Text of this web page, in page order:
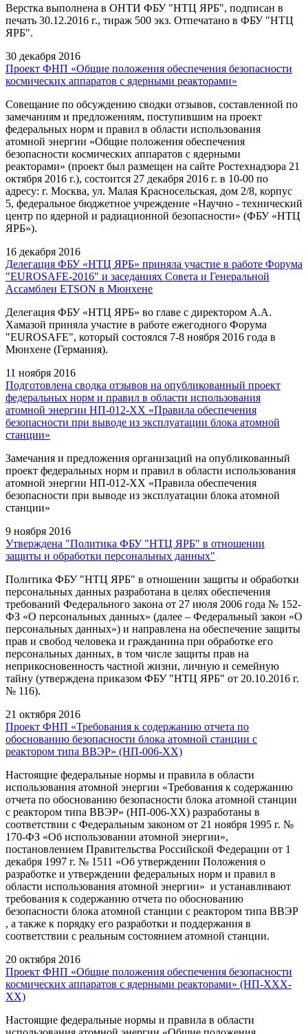
Верстка выполнена в ОНТИ ФБУ "НТЦ ЯРБ", подписан в
печать 30.12.2016 г., тираж 500 экз. Отпечатано в ФБУ "НТЦ
ЯРБ".
30 декабря 2016
Проект ФНП «Общие положения обеспечения безопасности
космических аппаратов с ядерными реакторами»
Совещание по обсуждению сводки отзывов, составленной по
замечаниям и предложениям, поступившим на проект
федеральных норм и правил в области использования
атомной энергии «Общие положения обеспечения
безопасности космических аппаратов с ядерными
реакторами» (проект был размещен на сайте Ростехнадзора 21
октября 2016 г.), состоится 27 декабря 2016 г. в 10-00 по
адресу: г. Москва, ул. Малая Красносельская, дом 2/8, корпус
5, федеральное бюджетное учреждение «Научно - технический
центр по ядерной и радиационной безопасности» (ФБУ «НТЦ
ЯРБ»).
16 декабря 2016
Делегация ФБУ «НТЦ ЯРБ» приняла участие в работе Форума
"EUROSAFE-2016" и заседаниях Совета и Генеральной
Ассамблеи ETSON в Мюнхене
Делегация ФБУ «НТЦ ЯРБ» во главе с директором А.А.
Хамазой приняла участие в работе ежегодного Форума
"EUROSAFE", который состоялся 7-8 ноября 2016 года в
Мюнхене (Германия).
11 ноября 2016
Подготовлена сводка отзывов на опубликованный проект
федеральных норм и правил в области использования
атомной энергии НП-012-ХХ «Правила обеспечения
безопасности при выводе из эксплуатации блока атомной
станции»
Замечания и предложения организаций на опубликованный
проект федеральных норм и правил в области использования
атомной энергии НП-012-ХХ «Правила обеспечения
безопасности при выводе из эксплуатации блока атомной
станции»
9 ноября 2016
Утверждена "Политика ФБУ "НТЦ ЯРБ" в отношении
защиты и обработки персональных данных"
Политика ФБУ "НТЦ ЯРБ" в отношении защиты и обработки
персональных данных разработана в целях обеспечения
требований Федерального закона от 27 июля 2006 года № 152-
ФЗ «О персональных данных» (далее – Федеральный закон «О
персональных данных») и направлена на обеспечение защиты
прав и свобод человека и гражданина при обработке его
персональных данных, в том числе защиты прав на
неприкосновенность частной жизни, личную и семейную
тайну (утверждена приказом ФБУ "НТЦ ЯРБ" от 20.10.2016 г.
№ 116).
21 октября 2016
Проект ФНП «Требования к содержанию отчета по
обоснованию безопасности блока атомной станции с
реактором типа ВВЭР» (НП-006-XX)
Настоящие федеральные нормы и правила в области
использования атомной энергии «Требования к содержанию
отчета по обоснованию безопасности блока атомной станции
с реактором типа ВВЭР» (НП-006-XX) разработаны в
соответствии с Федеральным законом от 21 ноября 1995 г. №
170-ФЗ «Об использовании атомной энергии»,
постановлением Правительства Российской Федерации от 1
декабря 1997 г. № 1511 «Об утверждении Положения о
разработке и утверждении федеральных норм и правил в
области использования атомной энергии» и устанавливают
требования к содержанию отчета по обоснованию
безопасности блока атомной станции с реактором типа ВВЭР
, а также к порядку его разработки и поддержания в
соответствии c реальным состоянием атомной станции.
20 октября 2016
Проект ФНП «Общие положения обеспечения безопасности
космических аппаратов с ядерными реакторами» (НП-ХХХ-
ХХ)
Настоящие федеральные нормы и правила в области